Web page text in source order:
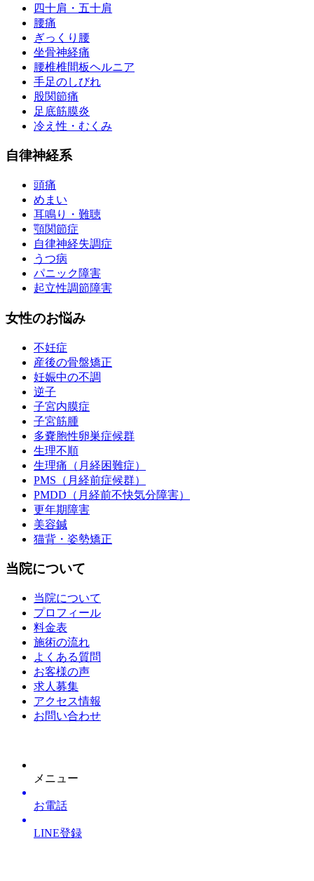
四十肩・五十肩
腰痛
ぎっくり腰
坐骨神経痛
腰椎椎間板ヘルニア
手足のしびれ
股関節痛
足底筋膜炎
冷え性・むくみ
自律神経系
頭痛
めまい
耳鳴り・難聴
顎関節症
自律神経失調症
うつ病
パニック障害
起立性調節障害
女性のお悩み
不妊症
産後の骨盤矯正
妊娠中の不調
逆子
子宮内膜症
子宮筋腫
多嚢胞性卵巣症候群
生理不順
生理痛（月経困難症）
PMS（月経前症候群）
PMDD（月経前不快気分障害）
更年期障害
美容鍼
猫背・姿勢矯正
当院について
当院について
プロフィール
料金表
施術の流れ
よくある質問
お客様の声
求人募集
アクセス情報
お問い合わせ
メニュー
お電話
LINE登録